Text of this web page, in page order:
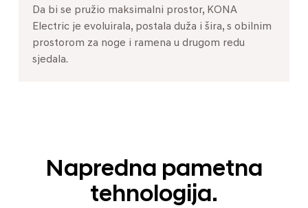
Da bi se pružio maksimalni prostor, KONA
Electric je evoluirala, postala duža i šira, s obilnim
prostorom za noge i ramena u drugom redu
sjedala.
Napredna pametna
tehnologija.